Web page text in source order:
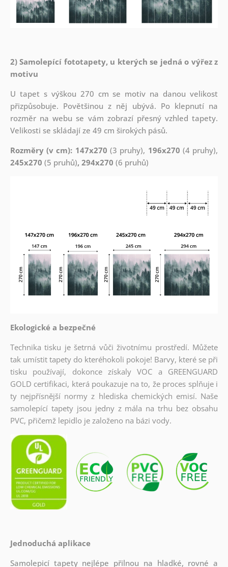
2) Samolepící fototapety, u kterých se jedná o výřez z
motivu
U tapet s výškou 270 cm se motiv na danou velikost
přizpůsobuje. Povětšinou z něj ubývá. Po klepnutí na
rozměr na webu se vám zobrazí přesný vzhled tapety.
Velikosti se skládají ze 49 cm širokých pásů.
Rozměry (v cm): 147x270 (3 pruhy), 196x270 (4 pruhy),
245x270 (5 pruhů), 294x270 (6 pruhů)
Ekologické a bezpečné
Technika tisku je šetrná vůči životnímu prostředí. Můžete
tak umístit tapety do kteréhokoli pokoje! Barvy, které se při
tisku používají, dokonce získaly VOC a GREENGUARD
GOLD certifikaci, která poukazuje na to, že proces splňuje i
ty nejpřísnější normy z hlediska chemických emisí. Naše
samolepící tapety jsou jedny z mála na trhu bez obsahu
PVC, přičemž lepidlo je založeno na bázi vody.
Jednoduchá aplikace
Samolepicí tapety nejlépe přilnou na hladké, rovné a